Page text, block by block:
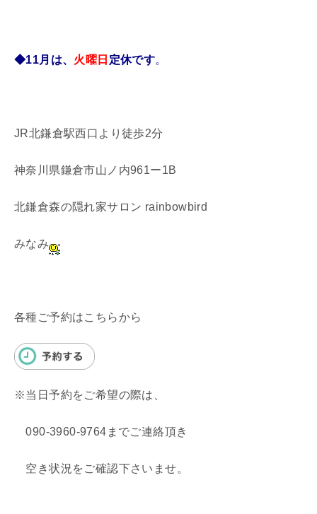
◆11月は、 火曜日 定休です。
JR北鎌倉駅西口より徒歩2分
神奈川県鎌倉市山ノ内961ー1B
北鎌倉森の隠れ家サロン rainbowbird
みなみ
各種ご予約はこちらから
※当日予約をご希望の際は、
090-3960-9764までご連絡頂き
空き状況をご確認下さいませ。